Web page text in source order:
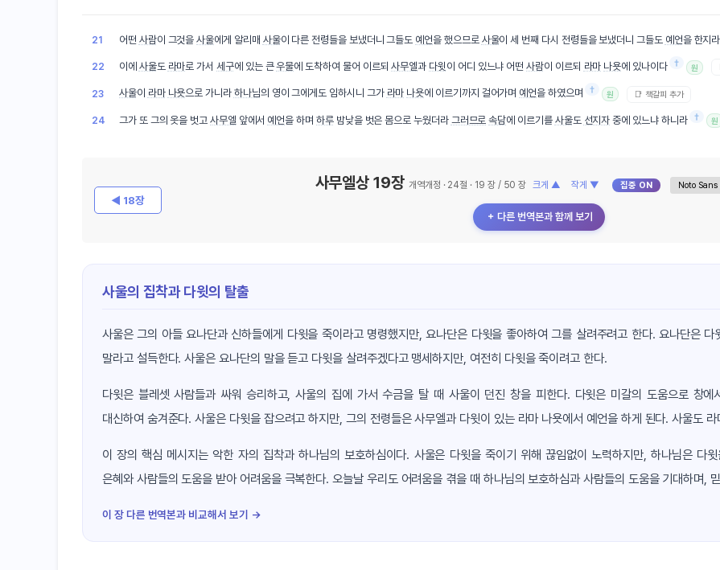
21 어떤 사람이 그것을사울에게 알리매 사울이 다른 전령들을 보냈더니 그들도 예언을 했으므로 사울이 세 번째 다시 전령들을 보냈더니 그들도 예언을 한지라
22 이에 사울도 라마로 가서세구에 있는 큰우물에 도착하여 물어 이르되사무엘과 다윗 이 어디 있느냐 어떤사람이 이르되 라마 나욧에 있나이다 † 원
23 사울이 라마 나욧으로 가니라 하나님의 영이 그에게도 임하시니 그가 라마 나욧에 이르기까지 걸어가며 예언을 하였으며 † 원 📑 책갈피 추가
24 그가 또 그의 옷을 벗고사무엘 앞에서 예언을 하며하루밤낮을 벗은 몸으로 누웠더라 그러므로 속담에 이르기를 사울도 선지자 중에 있느냐 하니라 † 원
◀ 18장
사무엘상 19장 개역개정 · 24절 · 19 장 / 50 장 크게 ▲ 작게 ▼ 집중 ON
＋ 다른 번역본과 함께 보기
사울의 집착과 다윗의 탈출
사울은 그의 아들 요나단과 신하들에게 다윗을 죽이라고 명령했지만, 요나단은 다윗을 좋아하여 그를 살려주려고 한다. 요나단은
말라고 설득한다. 사울은 요나단의 말을 듣고 다윗을 살려주겠다고 맹세하지만, 여전히 다윗을 죽이려고 한다.
다윗은 블레셋 사람들과 싸워 승리하고, 사울의 집에 가서 수금을 탈 때 사울이 던진 창을 피한다. 다윗은 미갈의 도움으로 창
대신하여 숨겨준다. 사울은 다윗을 잡으려고 하지만, 그의 전령들은 사무엘과 다윗이 있는 라마 나욧에서 예언을 하게 된다. 사울도
이 장의 핵심 메시지는 악한 자의 집착과 하나님의 보호하심이다. 사울은 다윗을 죽이기 위해 끊임없이 노력하지만, 하나님은 다
은혜와 사람들의 도움을 받아 어려움을 극복한다. 오늘날 우리도 어려움을 겪을 때 하나님의 보호하심과 사람들의 도움을 기대하며,
이 장 다른 번역본과 비교해서 보기 →